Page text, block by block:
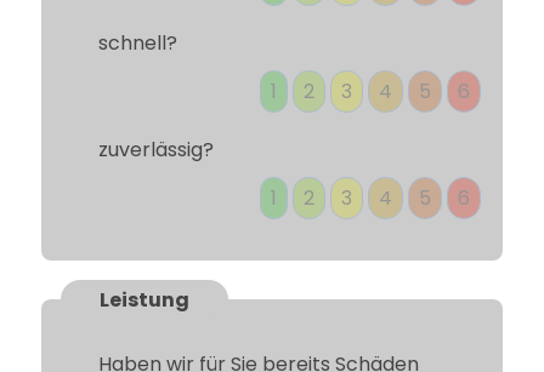
schnell?
1
2 3 4 5 6
zuverlässig?
1
2 3 4 5 6
Leistung
Haben wir für Sie bereits Schäden